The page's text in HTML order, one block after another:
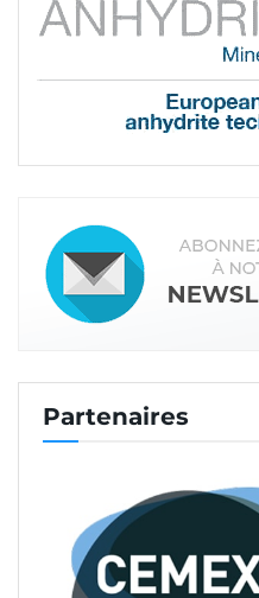
fournisseur de BPE
BHR… La finalisation de
reste envisagée au plus
2020. Ceci, à l’issue de
Edycem vient d’établir
La Rochelle. Cette
de 415 m 3de béton en
livrer un dallage
Partenaires